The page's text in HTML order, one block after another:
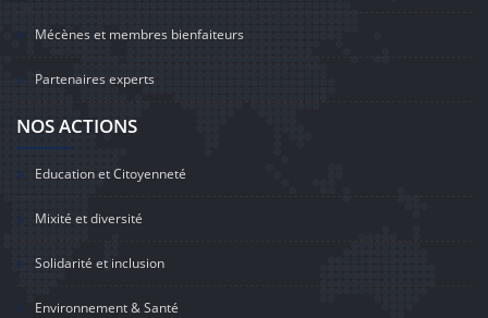
Mécènes et membres bienfaiteurs
Partenaires experts
NOS ACTIONS
Education et Citoyenneté
Mixité et diversité
Solidarité et inclusion
Environnement & Santé